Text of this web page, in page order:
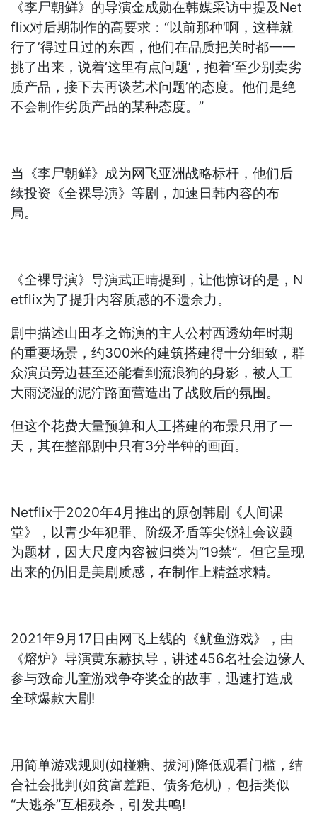
《李尸朝鲜》的导演金成勋在韩媒采访中提及Net
flix对后期制作的高要求：“以前那种‘啊，这样就
行了’得过且过的东西，他们在品质把关时都一一
挑了出来，说着‘这里有点问题’，抱着‘至少别卖劣
质产品，接下去再谈艺术问题’的态度。他们是绝
不会制作劣质产品的某种态度。”
当《李尸朝鲜》成为网飞亚洲战略标杆，他们后
续投资《全裸导演》等剧，加速日韩内容的布
局。
《全裸导演》导演武正晴提到，让他惊讶的是，N
etflix为了提升内容质感的不遗余力。
剧中描述山田孝之饰演的主人公村西透幼年时期
的重要场景，约300米的建筑搭建得十分细致，群
众演员旁边甚至还能看到流浪狗的身影，被人工
大雨浇湿的泥泞路面营造出了战败后的氛围。
但这个花费大量预算和人工搭建的布景只用了一
天，其在整部剧中只有3分半钟的画面。
Netflix于2020年4月推出的原创韩剧《人间课
堂》，以青少年犯罪、阶级矛盾等尖锐社会议题
为题材，因大尺度内容被归类为“19禁”。但它呈现
出来的仍旧是美剧质感，在制作上精益求精。
2021年9月17日由网飞上线的《鱿鱼游戏》，由
《熔炉》导演黄东赫执导，讲述456名社会边缘人
参与致命儿童游戏争夺奖金的故事，迅速打造成
全球爆款大剧!
用简单游戏规则(如椪糖、拔河)降低观看门槛，结
合社会批判(如贫富差距、债务危机)，包括类似
“大逃杀”互相残杀，引发共鸣!